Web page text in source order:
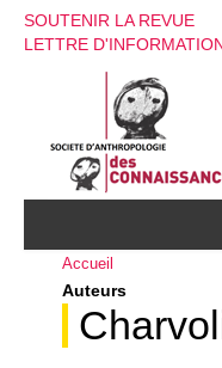
SOUTENIR LA REVUE
LETTRE
La société
La revue
Accueil
Auteurs